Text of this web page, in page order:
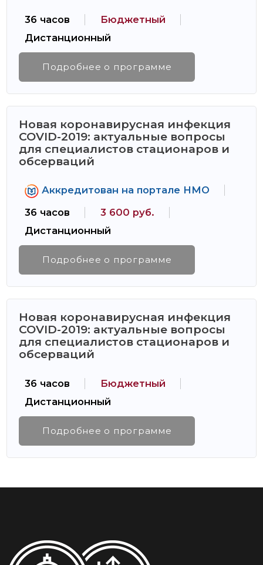
36 часов
Бюджетный
Дистанционный
Подробнее о программе
Новая коронавирусная инфекция
COVID-2019: актуальные вопросы
для специалистов стационаров и
обсерваций
Аккредитован на портале НМО
36 часов
3 600 руб.
Дистанционный
Подробнее о программе
Новая коронавирусная инфекция
COVID-2019: актуальные вопросы
для специалистов стационаров и
обсерваций
36 часов
Бюджетный
Дистанционный
Подробнее о программе